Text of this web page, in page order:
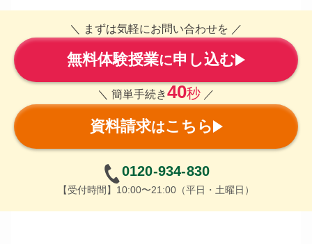
＼ まずは気軽にお問い合わせを ／
無料体験授業に申し込む
＼ 簡単手続き40秒 ／
資料請求はこちら
0120-934-830
【受付時間】10:00〜21:00（平日・土曜日）